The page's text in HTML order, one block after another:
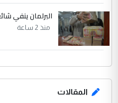
البرلمان ينفي
منذ 2 ساعة
المقالات